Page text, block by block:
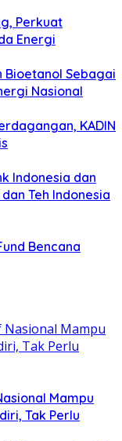
Perkuat
Energi
Bioetanol Sebagai
Nasional
KADIN
Indonesia dan
Teh Indonesia
Bencana
Mampu
Tak Perlu